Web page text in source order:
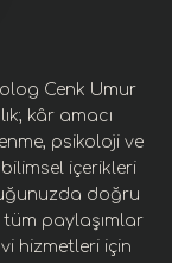
Cenk Umur
kâr amacı
psikoloji ve
içerikleri
doğru
tüm paylaşımlar
hizmetleri için